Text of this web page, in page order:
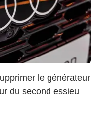
le générateur
du second essieu